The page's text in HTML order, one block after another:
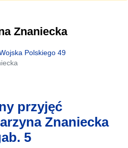
Znaniecka
Polskiego 49
przyjęć
Znaniecka
5